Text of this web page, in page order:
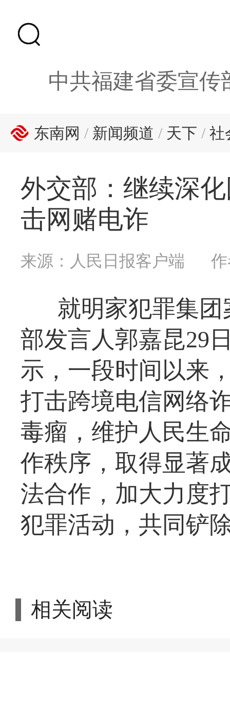
中共福建省委宣传
东南网 / 新闻频道 / 天下 / 社
外交部：继续深
击网赌电诈
来源：人民日报客户端
就明家犯罪集
部发言人郭嘉昆29
示，一段时间以来
打击跨境电信网络
毒瘤，维护人民生
作秩序，取得显著
法合作，加大力度
犯罪活动，共同铲
相关阅读